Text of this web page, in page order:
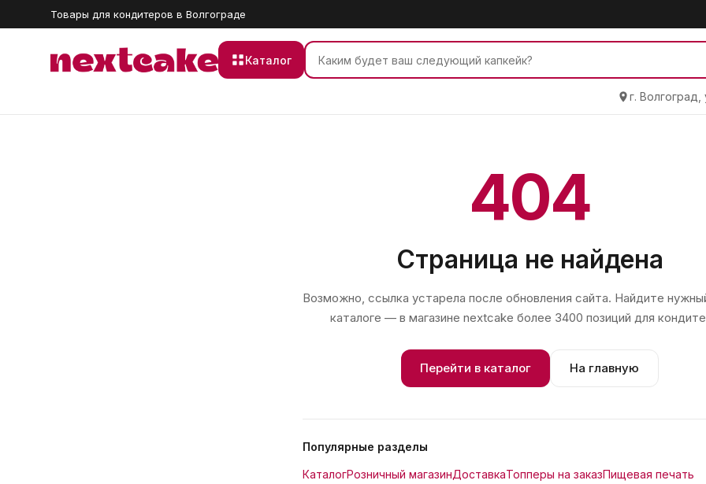
Товары для кондитеров в Волгограде
Каталог
г.
404
Страница не найдена
Возможно, ссылка устарела после обновления сайта. Найдите
каталоге — в магазине nextcake более 3400 позиций для
Перейти в каталог На главную
Популярные разделы
КаталогРозничный магазинДоставкаТопперы на заказПищевая печать